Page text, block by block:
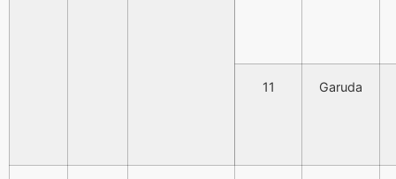
11 Garuda